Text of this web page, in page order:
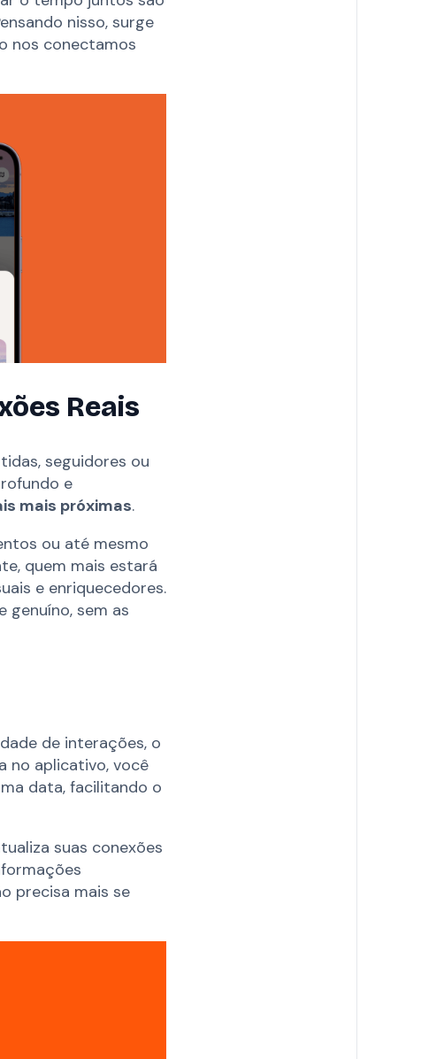
nisso, surge
nos conectamos
Reais
seguidores ou
e
mais próximas.
ou até mesmo
quem mais estará
e enriquecedores.
sem as
de interações, o
no aplicativo, você
data, facilitando o
suas conexões
precisa mais se